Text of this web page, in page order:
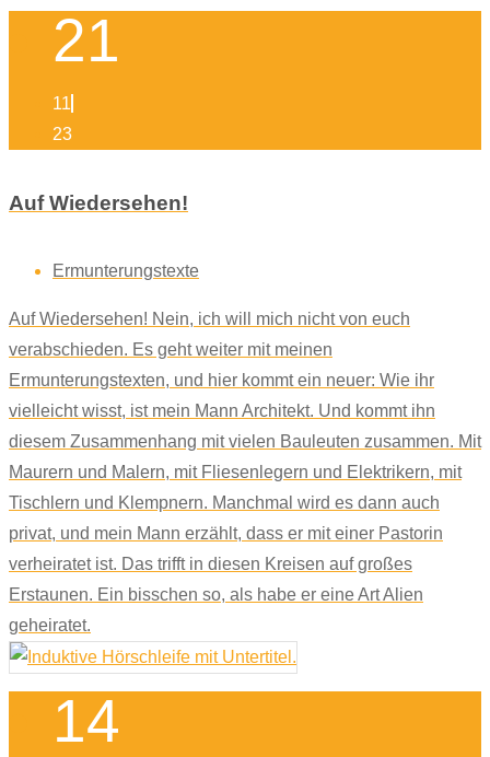
21
11
23
Auf Wiedersehen!
Ermunterungstexte
Auf Wiedersehen! Nein, ich will mich nicht von euch
verabschieden. Es geht weiter mit meinen
Ermunterungstexten, und hier kommt ein neuer: Wie ihr
vielleicht wisst, ist mein Mann Architekt. Und kommt ihn
diesem Zusammenhang mit vielen Bauleuten zusammen. Mit
Maurern und Malern, mit Fliesenlegern und Elektrikern, mit
Tischlern und Klempnern. Manchmal wird es dann auch
privat, und mein Mann erzählt, dass er mit einer Pastorin
verheiratet ist. Das trifft in diesen Kreisen auf großes
Erstaunen. Ein bisschen so, als habe er eine Art Alien
geheiratet.
14